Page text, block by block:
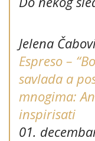
Jelena
Espreso –
savlada a
mnogima:
inspirisati
01.